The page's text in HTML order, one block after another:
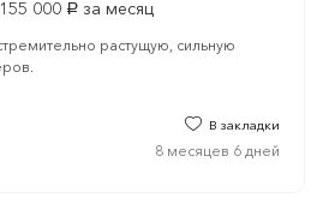
000 руб. за месяц
растущую, сильную
В закладки
8 месяцев 6 дней